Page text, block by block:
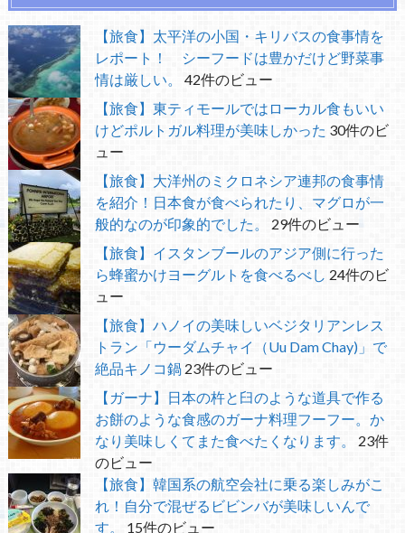
【旅食】太平洋の小国・キリバスの食事情を
レポート！ シーフードは豊かだけど野菜事
情は厳しい。
42件のビュー
【旅食】東ティモールではローカル食もいい
けどポルトガル料理が美味しかった 30件のビ
ュー
【旅食】大洋州のミクロネシア連邦の食事情
を紹介！日本食が食べられたり、マグロが一
般的なのが印象的でした。
29件のビュー
【旅食】イスタンブールのアジア側に行った
ら蜂蜜かけヨーグルトを食べるべし 24件のビ
ュー
【旅食】ハノイの美味しいベジタリアンレス
トラン「ウーダムチャイ（Uu Dam Chay)」で
絶品キノコ鍋 23件のビュー
【ガーナ】日本の杵と臼のような道具で作る
お餅のような食感のガーナ料理フーフー。か
なり美味しくてまた食べたくなります。
23件
のビュー
【旅食】韓国系の航空会社に乗る楽しみがこ
れ！自分で混ぜるビビンバが美味しいんで
す。
15件のビュー